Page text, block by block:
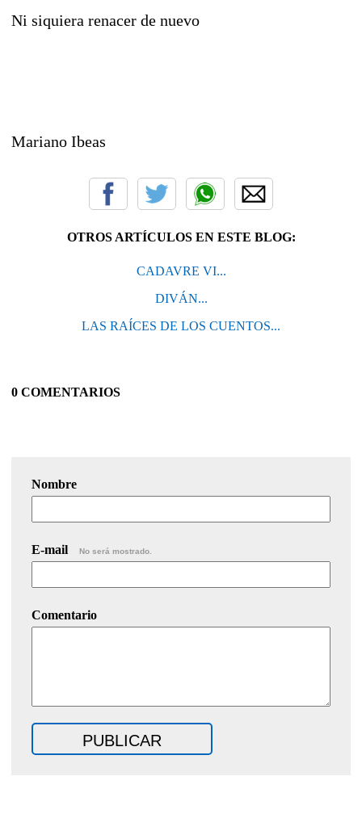
Ni siquiera renacer de nuevo
Mariano Ibeas
OTROS ARTÍCULOS EN ESTE BLOG:
CADAVRE VI...
DIVÁN...
LAS RAÍCES DE LOS CUENTOS...
0 COMENTARIOS
Nombre
E-mail No será mostrado.
Comentario